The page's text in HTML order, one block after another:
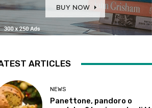
ARTICLES
NEWS
Panettone, pandoro o